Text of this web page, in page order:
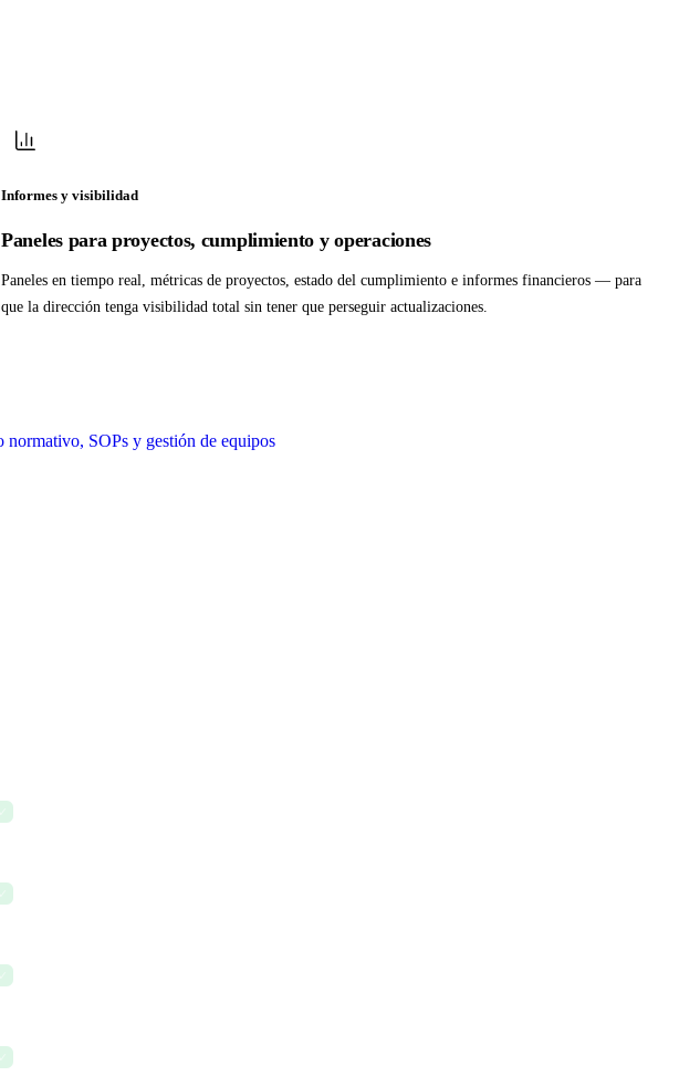
Informes y visibilidad
Paneles para proyectos, cumplimiento y operaciones
Paneles en tiempo real, métricas de proyectos, estado del cumplimiento e informes financieros — para
que la dirección tenga visibilidad total sin tener que perseguir actualizaciones.